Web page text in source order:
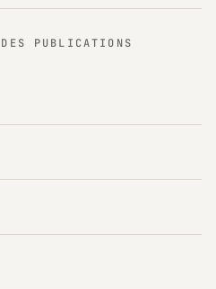
PUBLICATIONS